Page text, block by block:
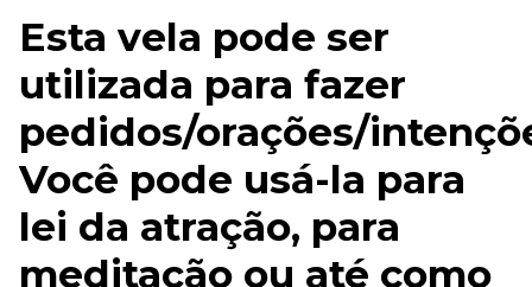
Esta vela pode ser
utilizada para fazer
pedidos/orações/
Você pode usá-la para
lei da atração, para
meditação ou até como